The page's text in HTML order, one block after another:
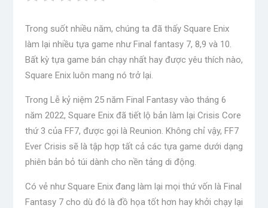
Trong suốt nhiều năm, chúng ta đã thấy Square Enix
làm lại nhiều tựa game như Final fantasy 7, 8,9 và 10.
Bất kỳ tựa game bán chạy nhất hay được yêu thích nào,
Square Enix luôn mang nó trở lại.
Trong Lễ kỷ niệm 25 năm Final Fantasy vào tháng 6
năm 2022, Square Enix đã tiết lộ bản làm lại Crisis Core
thứ 3 của FF7, được gọi là Reunion. Không chỉ vậy, FF7
Ever Crisis sẽ là tập hợp tất cả các tựa game dưới dạng
phiên bản bỏ túi dành cho nền tảng di động.
Có vẻ như Square Enix đang làm lại mọi thứ vốn là Final
Fantasy 7 cho dù đó là đồ họa tốt hơn hay khởi chạy lại